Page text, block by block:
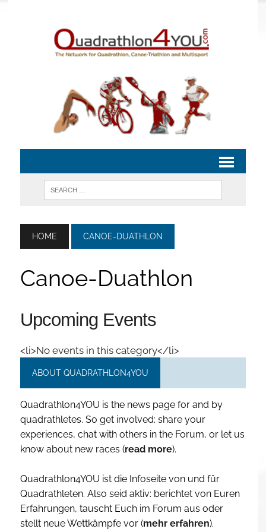
HOME CANOE-DUATHLON
Canoe-Duathlon
Upcoming Events
<li>No events in this category</li>
ABOUT QUADRATHLON4YOU
Quadrathlon4YOU is the news page for and by
quadrathletes. So get involved: share your
experiences, chat with others in the Forum, or let us
know about new races (read more).
Quadrathlon4YOU ist die Infoseite von und für
Quadrathleten. Also seid aktiv: berichtet von Euren
Erfahrungen, tauscht Euch im Forum aus oder
stellt neue Wettkämpfe vor (mehr erfahren).